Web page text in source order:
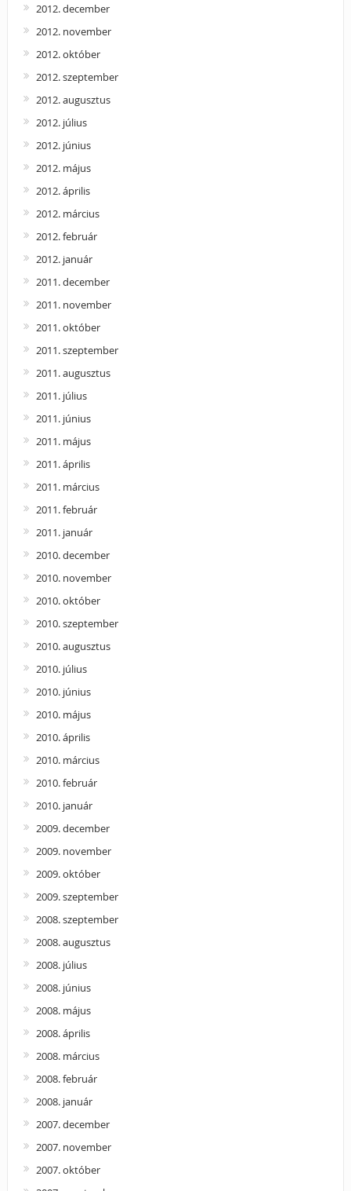
2012. december
2012. november
2012. október
2012. szeptember
2012. augusztus
2012. július
2012. június
2012. május
2012. április
2012. március
2012. február
2012. január
2011. december
2011. november
2011. október
2011. szeptember
2011. augusztus
2011. július
2011. június
2011. május
2011. április
2011. március
2011. február
2011. január
2010. december
2010. november
2010. október
2010. szeptember
2010. augusztus
2010. július
2010. június
2010. május
2010. április
2010. március
2010. február
2010. január
2009. december
2009. november
2009. október
2009. szeptember
2008. szeptember
2008. augusztus
2008. július
2008. június
2008. május
2008. április
2008. március
2008. február
2008. január
2007. december
2007. november
2007. október